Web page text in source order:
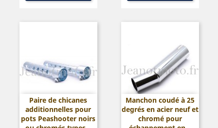
Paire de chicanes
additionnelles pour
pots Peashooter noirs
Manchon coudé à 25
degrés en acier neuf et
chromé pour